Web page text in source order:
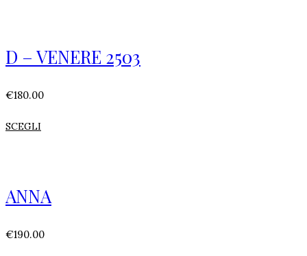
D – VENERE 2503
€180.00
SCEGLI
ANNA
€190.00